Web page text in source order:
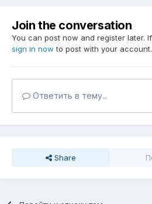
Join the conversation
You can post now and register later.
sign in now to post with your account.
Ответить в тему...
Share